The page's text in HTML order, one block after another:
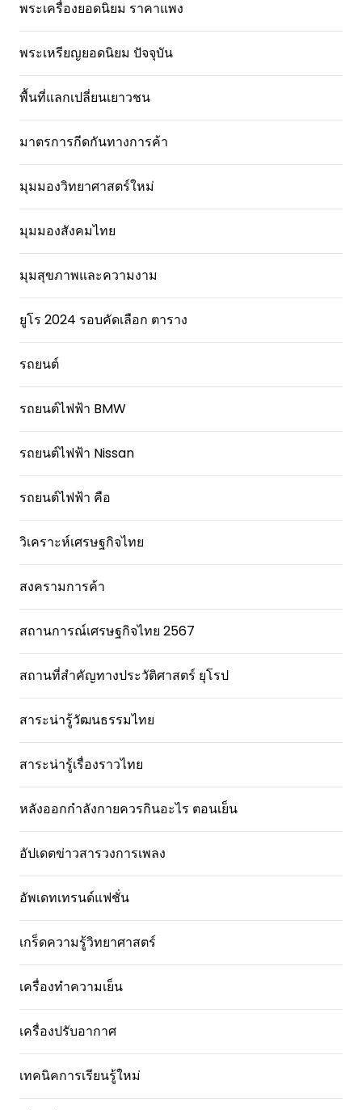
พระเครื่องยอดนิยม ราคาแพง
พระเหรียญยอดนิยม ปัจจุบัน
พื้นที่แลกเปลี่ยนเยาวชน
มาตรการกีดกันทางการค้า
มุมมองวิทยาศาสตร์ใหม่
มุมมองสังคมไทย
มุมสุขภาพและความงาม
ยูโร 2024 รอบคัดเลือก ตาราง
รถยนต์
รถยนต์ไฟฟ้า BMW
รถยนต์ไฟฟ้า Nissan
รถยนต์ไฟฟ้า คือ
วิเคราะห์เศรษฐกิจไทย
สงครามการค้า
สถานการณ์เศรษฐกิจไทย 2567
สถานที่สําคัญทางประวัติศาสตร์ ยุโรป
สาระน่ารู้วัฒนธรรมไทย
สาระน่ารู้เรื่องราวไทย
หลังออกกําลังกายควรกินอะไร ตอนเย็น
อัปเดตข่าวสารวงการเพลง
อัพเดทเทรนด์แฟชั่น
เกร็ดความรู้วิทยาศาสตร์
เครื่องทำความเย็น
เครื่องปรับอากาศ
เทคนิคการเรียนรู้ใหม่